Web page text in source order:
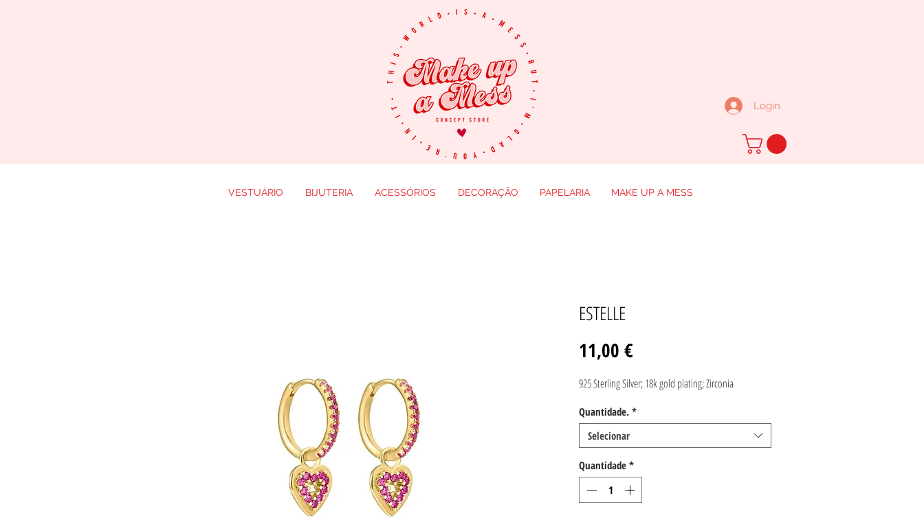
Login
ESTELLE
11,00 €
925 Sterling Silver; 18k gold plating; Zirconia
Quantidade. *
Selecionar
Quantidade *
VESTUÁRIO BIJUTERIA ACESSÓRIOS DECORAÇÃO PAPELARIA MAKE UP A MESS